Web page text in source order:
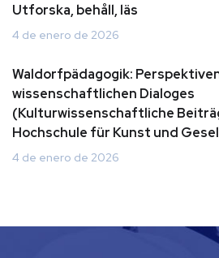
Utforska, behåll, läs
4 de enero de 2026
Waldorfpädagogik:
wissenschaftlichen Dialoges
(Kulturwissenschaftliche
Hochschule für Kunst und
4 de enero de 2026